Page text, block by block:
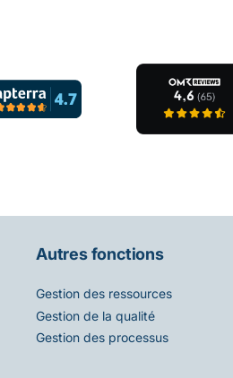
Autres fonctions
Gestion des ressources
Gestion de la qualité
Gestion des processus